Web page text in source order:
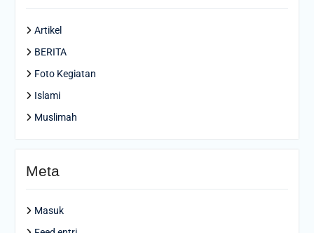
Artikel
BERITA
Foto Kegiatan
Islami
Muslimah
Meta
Masuk